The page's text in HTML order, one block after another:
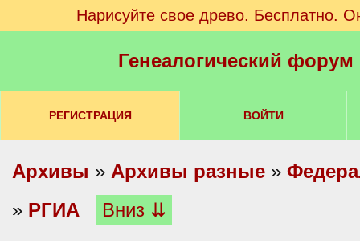
Нарисуйте свое древо. Бесплатно.
Генеалогический
РЕГИСТРАЦИЯ ВОЙТИ
Архивы » Архивы разные »
» РГИА Вниз ⇊